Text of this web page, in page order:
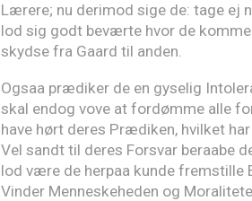
Lærere; nu derimod sige de: tage ej
lod sig godt beværte hvor de
skydse fra Gaard til anden.
Ogsaa prædiker de en gyselig
skal endog vove at fordømme alle
have hørt deres Prædiken, hvilket
Vel sandt til deres Forsvar beraabe
lod være de herpaa kunde fremstille
Vinder Menneskeheden og